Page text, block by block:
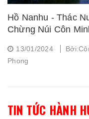
Hồ Nanhu - Thác
Chừng Núi Côn
13/01/2024
Phong
TIN TỨC HÀNH